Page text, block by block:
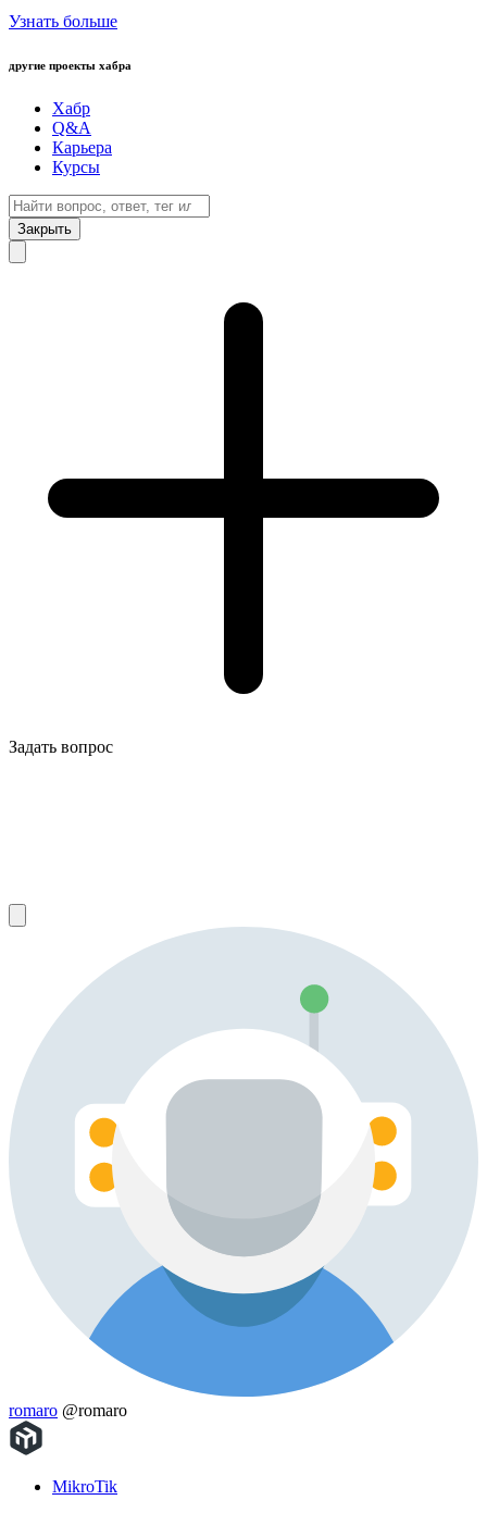
Узнать больше
другие проекты хабра
Хабр
Q&A
Карьера
Курсы
Закрыть
Задать вопрос
romaro @romaro
MikroTik